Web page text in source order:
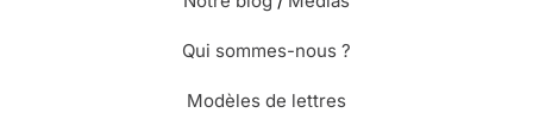
Qui sommes-nous ?
Modèles de lettres